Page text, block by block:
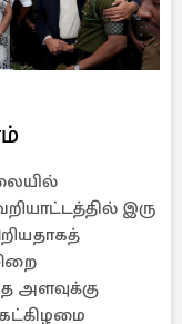
இரு
அளவுக்கு